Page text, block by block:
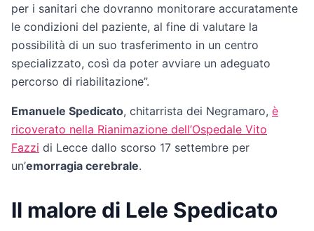
per i sanitari che dovranno monitorare accuratamente
le condizioni del paziente, al fine di valutare la
possibilità di un suo trasferimento in un centro
specializzato, così da poter avviare un adeguato
percorso di riabilitazione”.
Emanuele Spedicato, chitarrista dei Negramaro, è
ricoverato nella Rianimazione dell’Ospedale Vito
Fazzi di Lecce dallo scorso 17 settembre per
un’emorragia cerebrale.
Il malore di Lele Spedicato